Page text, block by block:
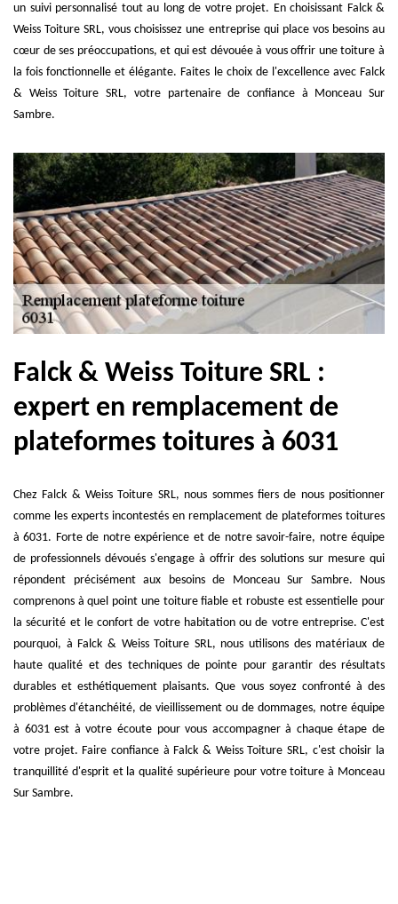
un suivi personnalisé tout au long de votre projet. En choisissant Falck &
Weiss Toiture SRL, vous choisissez une entreprise qui place vos besoins au
cœur de ses préoccupations, et qui est dévouée à vous offrir une toiture à
la fois fonctionnelle et élégante. Faites le choix de l'excellence avec Falck
& Weiss Toiture SRL, votre partenaire de confiance à Monceau Sur
Sambre.
Falck & Weiss Toiture SRL :
expert en remplacement de
plateformes toitures à 6031
Chez Falck & Weiss Toiture SRL, nous sommes fiers de nous positionner
comme les experts incontestés en remplacement de plateformes toitures
à 6031. Forte de notre expérience et de notre savoir-faire, notre équipe
de professionnels dévoués s'engage à offrir des solutions sur mesure qui
répondent précisément aux besoins de Monceau Sur Sambre. Nous
comprenons à quel point une toiture fiable et robuste est essentielle pour
la sécurité et le confort de votre habitation ou de votre entreprise. C'est
pourquoi, à Falck & Weiss Toiture SRL, nous utilisons des matériaux de
haute qualité et des techniques de pointe pour garantir des résultats
durables et esthétiquement plaisants. Que vous soyez confronté à des
problèmes d'étanchéité, de vieillissement ou de dommages, notre équipe
à 6031 est à votre écoute pour vous accompagner à chaque étape de
votre projet. Faire confiance à Falck & Weiss Toiture SRL, c'est choisir la
tranquillité d'esprit et la qualité supérieure pour votre toiture à Monceau
Sur Sambre.